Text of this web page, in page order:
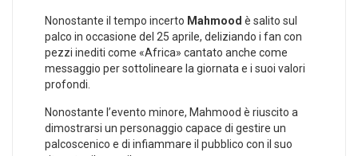
Nonostante il tempo incerto Mahmood è salito sul
palco in occasione del 25 aprile, deliziando i fan con
pezzi inediti come «Africa» cantato anche come
messaggio per sottolineare la giornata e i suoi valori
profondi.
Nonostante l’evento minore, Mahmood è riuscito a
dimostrarsi un personaggio capace di gestire un
palcoscenico e di infiammare il pubblico con il suo